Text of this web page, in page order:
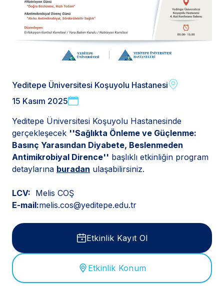
Yeditepe Üniversitesi Koşuyolu Hastanesi
15 Kasım 2025
Yeditepe Üniversitesi Koşuyolu Hastanesinde
gerçekleşecek ''Sağlıkta Önleme ve Güçlenme:
Basınç Yarasından Diyabete, Beslenmeden
Antimikrobiyal Dirence'' başlıklı etkinliğin program
detaylarına buradan ulaşabilirsiniz.
LCV: Melis COŞ
E-mail:melis.cos@yeditepe.edu.tr
Etkinlik Kayıt Ol
Etkinlik Konum